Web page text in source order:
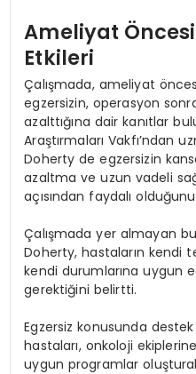
Ameliyat Öncesi
Etkileri
Çalışmada, ameliyat
egzersizin, operasyon
azalttığına dair kanıtlar
Araştırmaları Vakfı’ndan
Doherty de egzersizin
azaltma ve uzun vadeli
açısından faydalı
Çalışmada yer almayan
Doherty, hastaların kendi
kendi durumlarına uygun
gerektiğini belirtti.
Egzersiz konusunda
hastaları, onkoloji
uygun programlar